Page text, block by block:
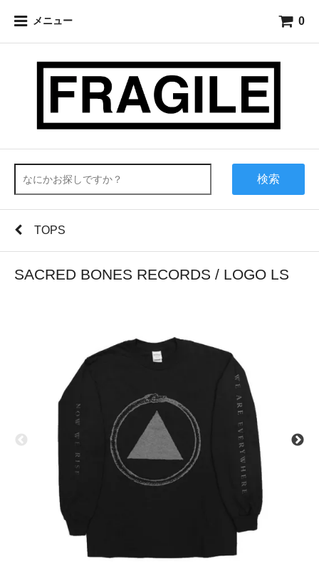
メニュー 0
検索
TOPS
SACRED BONES RECORDS / LOGO LS